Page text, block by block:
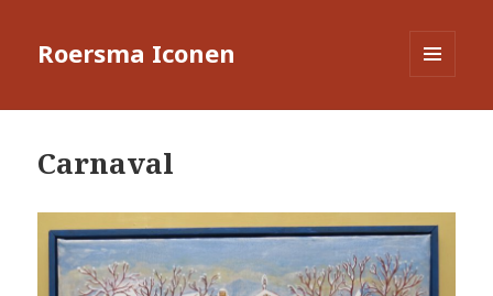
Roersma Iconen
Carnaval